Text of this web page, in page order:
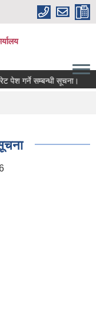
पेश गर्ने सम्बन्धी सूचना।